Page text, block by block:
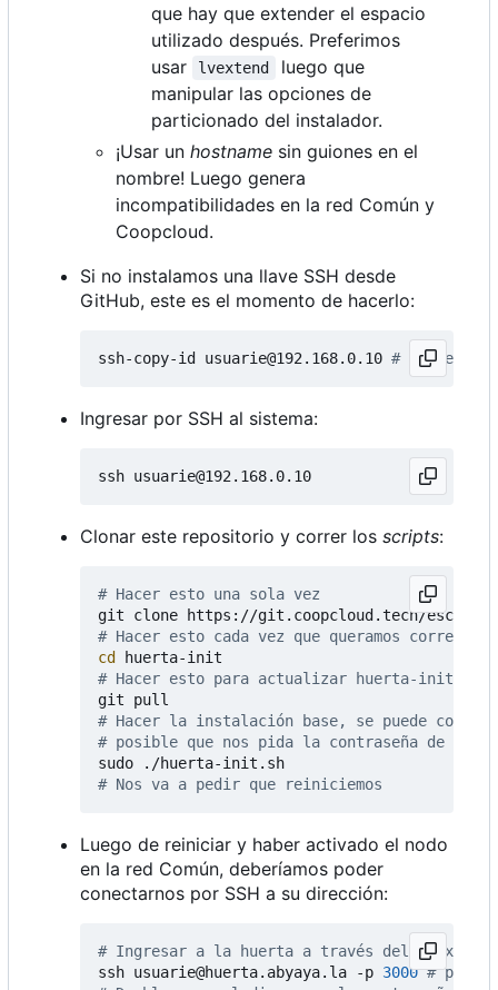
que hay que extender el espacio
utilizado después. Preferimos
usar
lvextend
luego que
manipular las opciones de
particionado del instalador.
¡Usar un hostname sin guiones en el
nombre! Luego genera
incompatibilidades en la red Común y
Coopcloud.
Si no instalamos una llave SSH desde
GitHub, este es el momento de hacerlo:
ssh-copy-id usuarie@192.168.0.10 # IP de la
Ingresar por SSH al sistema:
Clonar este repositorio y correr los scripts:
# Hacer esto una sola vez
# Hacer esto cada vez que queramos correr
cd
# Hacer esto para actualizar huerta-init
# Hacer la instalación base, se puede
# posible que nos pida la contraseña de
# Nos va a pedir que reiniciemos
Luego de reiniciar y haber activado el nodo
en la red Común, deberíamos poder
conectarnos por SSH a su dirección:
# Ingresar a la huerta a través del proxy
ssh usuarie@huerta.abyaya.la -p 3000 #